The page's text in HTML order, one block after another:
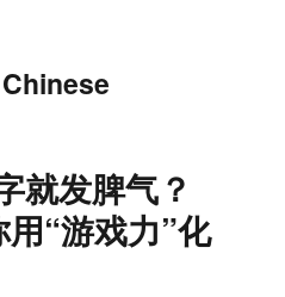
就发脾气？
“游戏力”化